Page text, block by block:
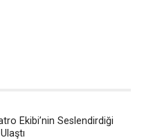
Ekibi’nin Seslendirdiği